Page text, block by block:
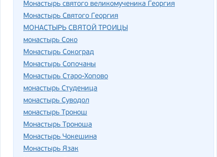
Монастырь святого великомученика Георгия
Монастырь Святого Георгия
МОНАСТЫРЬ СВЯТОЙ ТРОИЦЫ
монастырь Соко
Монастырь Сокоград
Монастырь Сопочаны
Монастырь Старо-Хопово
монастырь Студеница
монастырь Суводол
монастырь Тронош
Монастырь Троноша
Монастырь Чокешина
Монастырь Язак